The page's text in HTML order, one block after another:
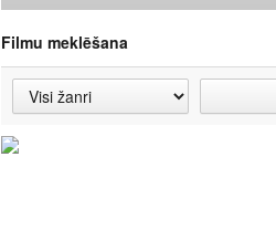
Filmu meklēšana